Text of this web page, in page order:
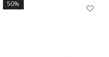
50%